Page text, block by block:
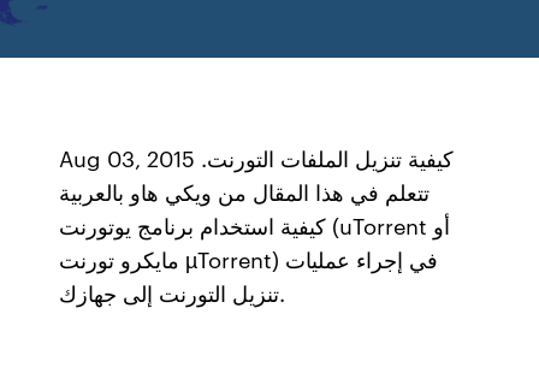
Aug 03, 2015 كيفية تنزيل الملفات التورنت.
تتعلم في هذا المقال من ويكي هاو بالعربية
كيفية استخدام برنامج يوتورنت (uTorrent أو
مايكرو تورنت µTorrent) في إجراء عمليات
تنزيل التورنت إلى جهازك.